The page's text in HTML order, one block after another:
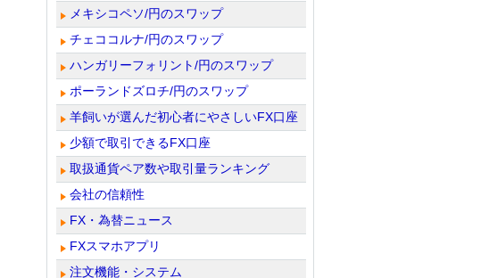
メキシコペソ/円のスワップ
チェココルナ/円のスワップ
ハンガリーフォリント/円のスワップ
ポーランドズロチ/円のスワップ
羊飼いが選んだ初心者にやさしいFX口座
少額で取引できるFX口座
取扱通貨ペア数や取引量ランキング
会社の信頼性
FX・為替ニュース
FXスマホアプリ
注文機能・システム